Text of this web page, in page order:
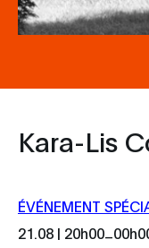
Kara-Lis
ÉVÉNEMENT
21.08 | 20h00